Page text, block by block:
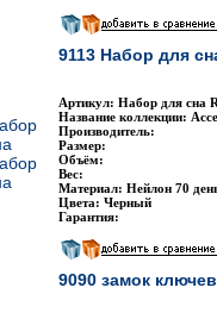
9113 Набор для
Артикул: Набор для сна
Название коллекции:
Производитель:
Размер:
Объём:
Вес:
Материал: Нейлон 70
Цвета: Черный
Гарантия:
9090 замок